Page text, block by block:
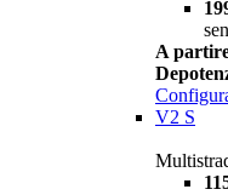
A
V2 S